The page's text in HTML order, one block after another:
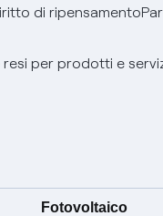
di ripensamento
resi per prodotti e
Fotovoltaico